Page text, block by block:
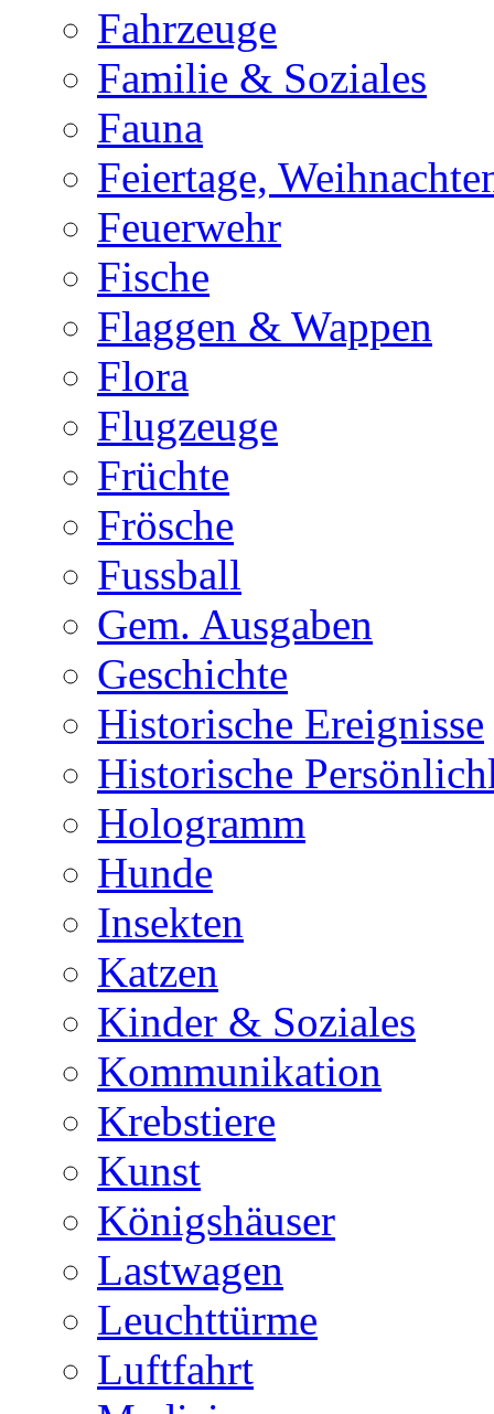
Fahrzeuge
Familie & Soziales
Fauna
Feiertage,
Feuerwehr
Fische
Flaggen & Wappen
Flora
Flugzeuge
Früchte
Frösche
Fussball
Gem. Ausgaben
Geschichte
Historische Ereignisse
Historische
Hologramm
Hunde
Insekten
Katzen
Kinder & Soziales
Kommunikation
Krebstiere
Kunst
Königshäuser
Lastwagen
Leuchttürme
Luftfahrt